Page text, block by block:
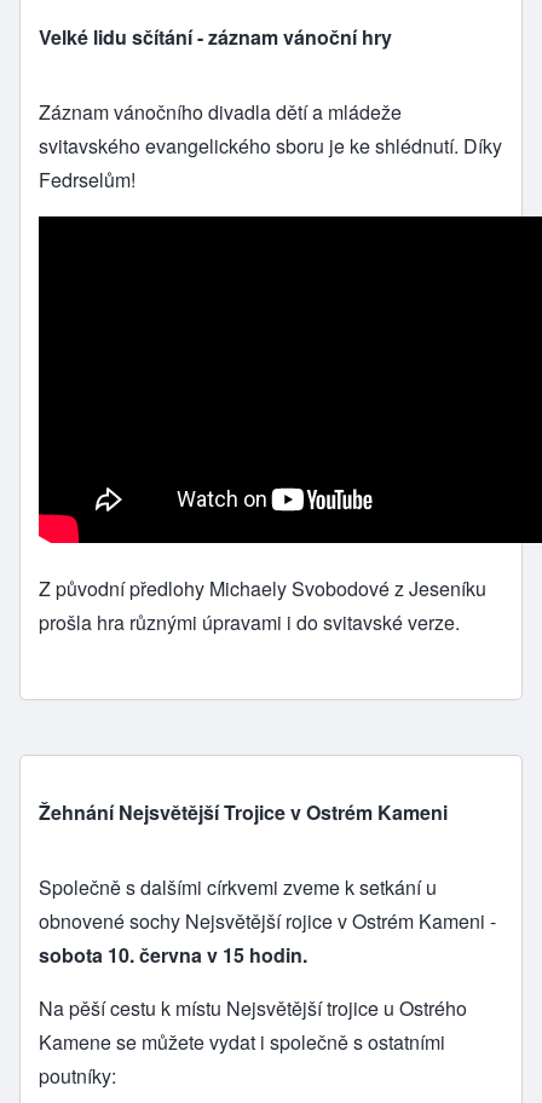
Velké lidu sčítání - záznam vánoční hry
Záznam vánočního divadla dětí a mládeže
svitavského evangelického sboru je ke shlédnutí. Díky
Fedrselům!
Z původní předlohy Michaely Svobodové z Jeseníku
prošla hra různými úpravami i do svitavské verze.
Žehnání Nejsvětější Trojice v Ostrém Kameni
Společně s dalšími církvemi zveme k setkání u
obnovené sochy Nejsvětější rojice v Ostrém Kameni -
sobota 10. června v 15 hodin.
Na pěší cestu k místu Nejsvětější trojice u Ostrého
Kamene se můžete vydat i společně s ostatními
poutníky: